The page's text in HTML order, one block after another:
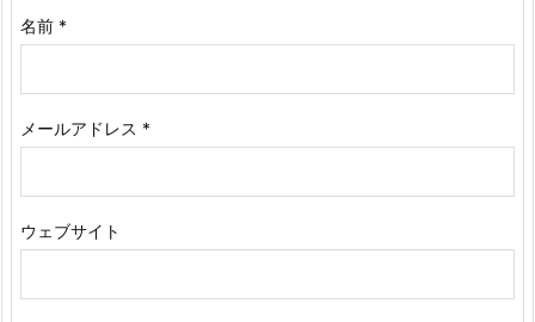
名前 *
メールアドレス *
ウェブサイト